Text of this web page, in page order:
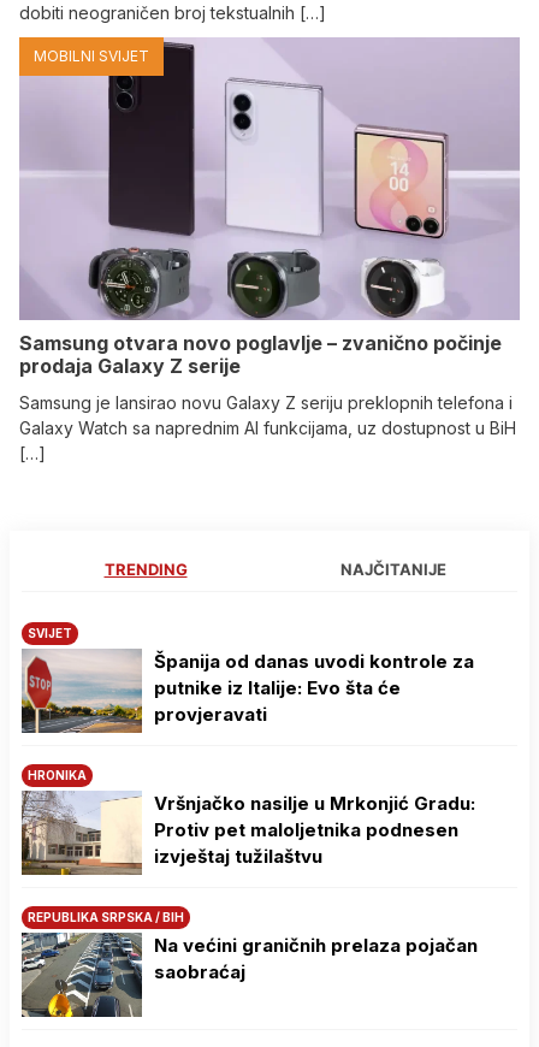
dobiti neograničen broj tekstualnih […]
MOBILNI SVIJET
Samsung otvara novo poglavlje – zvanično počinje
prodaja Galaxy Z serije
Samsung je lansirao novu Galaxy Z seriju preklopnih telefona i
Galaxy Watch sa naprednim AI funkcijama, uz dostupnost u BiH
[…]
TRENDING NAJČITANIJE
SVIJET
Španija od danas uvodi kontrole za
putnike iz Italije: Evo šta će
provjeravati
HRONIKA
Vršnjačko nasilje u Mrkonjić Gradu:
Protiv pet maloljetnika podnesen
izvještaj tužilaštvu
REPUBLIKA SRPSKA / BIH
Na većini graničnih prelaza pojačan
saobraćaj